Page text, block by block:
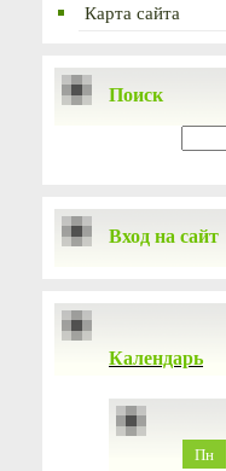
Карта сайта
Поиск
Вход на сайт
Календарь
Пн